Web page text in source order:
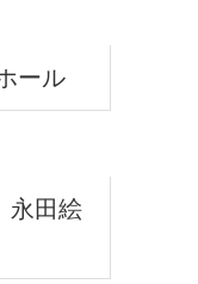
ール
永田絵